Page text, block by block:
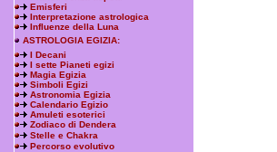
Emisferi
Interpretazione astrologica
Influenze della Luna
ASTROLOGIA EGIZIA:
I Decani
I sette Pianeti egizi
Magia Egizia
Simboli Egizi
Astronomia Egizia
Calendario Egizio
Amuleti esoterici
Zodiaco di Dendera
Stelle e Chakra
Percorso evolutivo